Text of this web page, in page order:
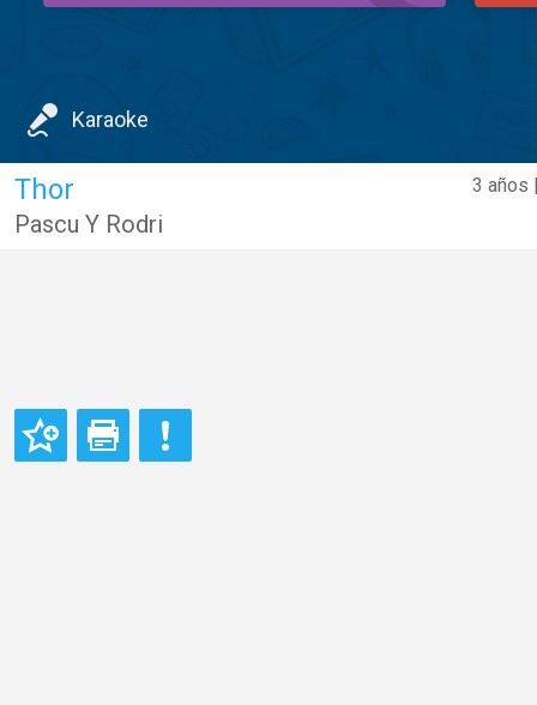
Karaoke
3 años
Thor
Pascu Y Rodri